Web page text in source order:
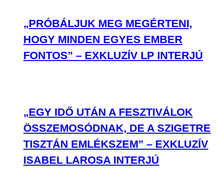
„PRÓBÁLJUK MEG MEGÉRTENI,
HOGY MINDEN EGYES EMBER
FONTOS” – EXKLUZÍV LP INTERJÚ
„EGY IDŐ UTÁN A FESZTIVÁLOK
ÖSSZEMOSÓDNAK, DE A SZIGETRE
TISZTÁN EMLÉKSZEM” – EXKLUZÍV
ISABEL LAROSA INTERJÚ